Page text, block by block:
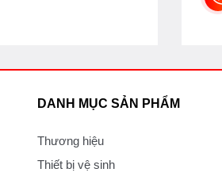
DANH MỤC SẢN PHẨM
Thương hiệu
Thiết bị vệ sinh